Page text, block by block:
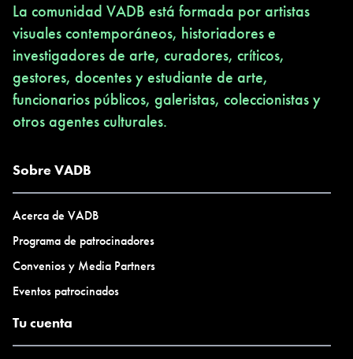
La comunidad VADB está formada por artistas
visuales contemporáneos, historiadores e
investigadores de arte, curadores, críticos,
gestores, docentes y estudiante de arte,
funcionarios públicos, galeristas, coleccionistas y
otros agentes culturales.
Sobre VADB
Acerca de VADB
Programa de patrocinadores
Convenios y Media Partners
Eventos patrocinados
Tu cuenta